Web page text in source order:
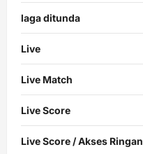
laga ditunda
Live
Live Match
Live Score
Live Score / Akses Ringan